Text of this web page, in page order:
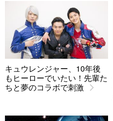
キュウレンジャー、10年後
もヒーローでいたい！先輩た
ちと夢のコラボで刺激